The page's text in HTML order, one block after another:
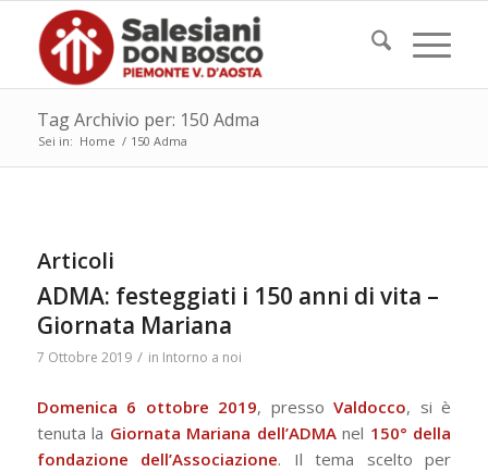
Tag Archivio per: 150 Adma
Sei in: Home / 150 Adma
Articoli
ADMA: festeggiati i 150 anni di vita –
Giornata Mariana
7 Ottobre 2019 / in Intorno a noi
Domenica 6 ottobre 2019, pressoValdocco, si è
tenuta la Giornata Mariana dell’ADMAnel 150° della
fondazione dell’Associazione. Il tema scelto per